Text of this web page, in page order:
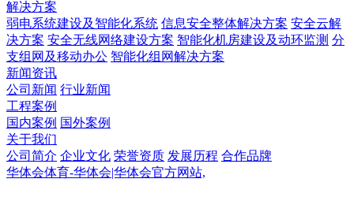
解决方案
弱电系统建设及智能化系统 信息安全整体解决方案 安全云解
决方案 安全无线网络建设方案 智能化机房建设及动环监测 分
支组网及移动办公 智能化组网解决方案
新闻资讯
公司新闻 行业新闻
工程案例
国内案例 国外案例
关于我们
公司简介 企业文化 荣誉资质 发展历程 合作品牌
华体会体育-华体会|华体会官方网站,